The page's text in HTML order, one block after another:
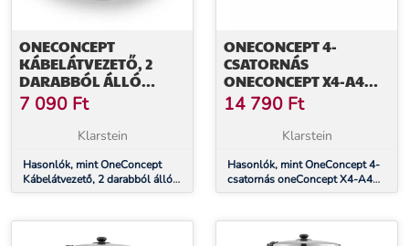
ONECONCEPT
KÁBELÁTVEZETŐ, 2
DARABBÓL ÁLLÓ
KÉSZLET, 60 MM, FÉM,
SÖRTÉS TÖMÍTÉS
7 090 Ft
Klarstein
Hasonlók, mint OneConcept
Kábelátvezető, 2 darabból álló
készlet, 60 mm, fém, sörtés
ONECONCEPT 4-
CSATORNÁS
ONECONCEPT X4-A4
ERŐSÍTŐ, 600 W,
FEKETE
14 790 Ft
Klarstein
Hasonlók, mint OneConcept 4-
csatornás oneConcept X4-A4
erősítő, 600 W, fekete